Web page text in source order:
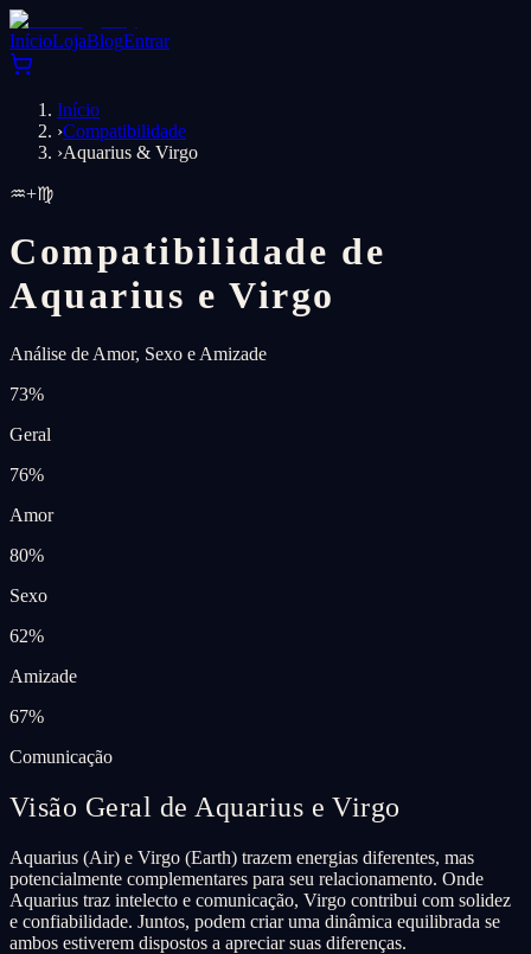
InícioLojaBlogEntrar
Início
›Compatibilidade
›Aquarius & Virgo
♒+♍
Compatibilidade de
Aquarius e Virgo
Análise de Amor, Sexo e Amizade
73%
Geral
76%
Amor
80%
Sexo
62%
Amizade
67%
Comunicação
Visão Geral de Aquarius e Virgo
Aquarius (Air) e Virgo (Earth) trazem energias diferentes, mas
potencialmente complementares para seu relacionamento. Onde
Aquarius traz intelecto e comunicação, Virgo contribui com solidez
e confiabilidade. Juntos, podem criar uma dinâmica equilibrada se
ambos estiverem dispostos a apreciar suas diferenças.